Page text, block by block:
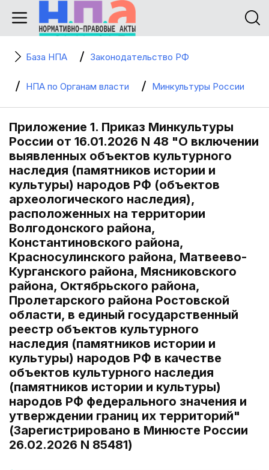
База НПА Законодательство РФ
НПА по Органам власти Минкультуры России
Приложение 1. Приказ Минкультуры
России от 16.01.2026 N 48 "О включении
выявленных объектов культурного
наследия (памятников истории и
культуры) народов РФ (объектов
археологического наследия),
расположенных на территории
Волгодонского района,
Константиновского района,
Красносулинского района, Матвеево-
Курганского района, Мясниковского
района, Октябрьского района,
Пролетарского района Ростовской
области, в единый государственный
реестр объектов культурного
наследия (памятников истории и
культуры) народов РФ в качестве
объектов культурного наследия
(памятников истории и культуры)
народов РФ федерального значения и
утверждении границ их территорий"
(Зарегистрировано в Минюсте России
26.02.2026 N 85481)